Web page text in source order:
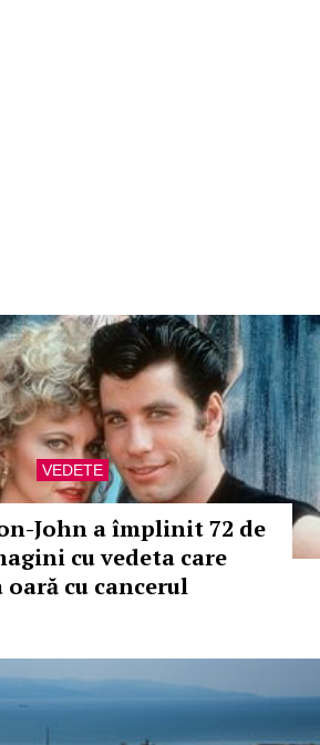
VEDETE
John a împlinit 72 de
cu vedeta care
cu cancerul